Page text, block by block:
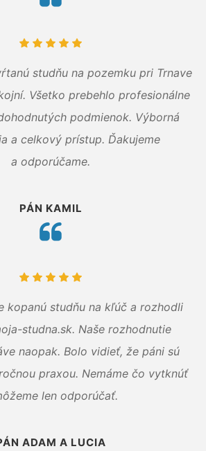
studňu na pozemku pri Trnave
Všetko prebehlo profesionálne
podmienok. Výborná
a celkový prístup. Ďakujeme
a odporúčame.
PÁN KAMIL
kopanú studňu na kľúč a rozhodli
studna.sk. Naše rozhodnutie
naopak. Bolo vidieť, že páni sú
praxou. Nemáme čo vytknúť
len odporúčať.
ADAM A LUCIA